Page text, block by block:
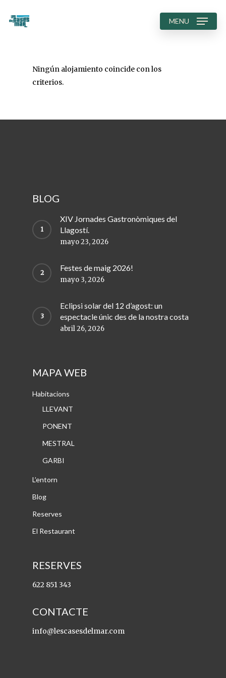
MENU
Ningún alojamiento coincide con los
criterios.
BLOG
XIV Jornades Gastronòmiques del
Llagostí.
mayo 23, 2026
Festes de maig 2026!
mayo 3, 2026
Eclipsi solar del 12 d’agost: un
espectacle únic des de la nostra costa
abril 26, 2026
MAPA WEB
Habitacions
LLEVANT
PONENT
MESTRAL
GARBI
L’entorn
Blog
Reserves
El Restaurant
RESERVES
622 851 343
CONTACTE
info@lescasesdelmar.com